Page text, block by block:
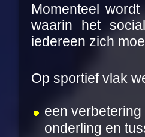
Momenteel
waarin het
iedereen zich
Op sportief vlak
een
onderling en